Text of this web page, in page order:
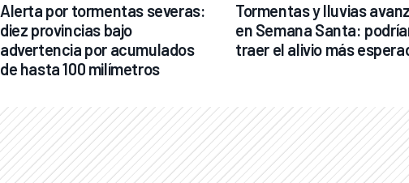
Alerta por tormentas severas:
diez provincias bajo
advertencia por acumulados
de hasta 100 milímetros
Tormentas y lluvias
en Semana Santa:
traer el alivio más